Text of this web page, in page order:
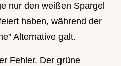
nur den weißen Spargel
haben, während der
Alternative galt.
Fehler. Der grüne